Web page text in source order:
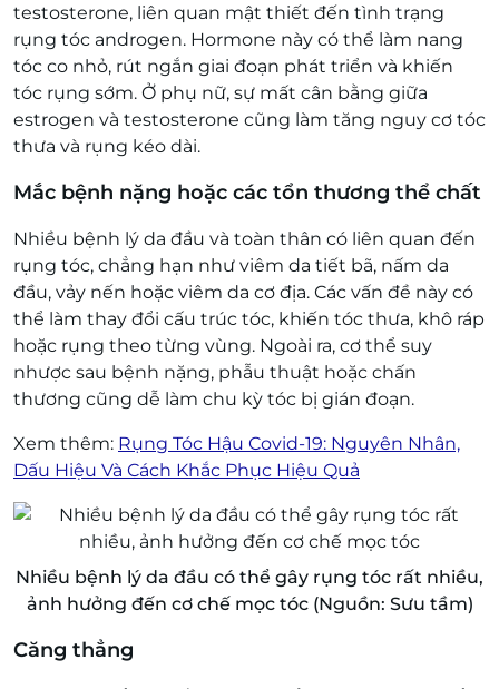
testosterone, liên quan mật thiết đến tình trạng
rụng tóc androgen. Hormone này có thể làm nang
tóc co nhỏ, rút ngắn giai đoạn phát triển và khiến
tóc rụng sớm. Ở phụ nữ, sự mất cân bằng giữa
estrogen và testosterone cũng làm tăng nguy cơ tóc
thưa và rụng kéo dài.
Mắc bệnh nặng hoặc các tổn thương thể chất
Nhiều bệnh lý da đầu và toàn thân có liên quan đến
rụng tóc, chẳng hạn như viêm da tiết bã, nấm da
đầu, vảy nến hoặc viêm da cơ địa. Các vấn đề này có
thể làm thay đổi cấu trúc tóc, khiến tóc thưa, khô ráp
hoặc rụng theo từng vùng. Ngoài ra, cơ thể suy
nhược sau bệnh nặng, phẫu thuật hoặc chấn
thương cũng dễ làm chu kỳ tóc bị gián đoạn.
Xem thêm: Rụng Tóc Hậu Covid-19: Nguyên Nhân,
Dấu Hiệu Và Cách Khắc Phục Hiệu Quả
Nhiều bệnh lý da đầu có thể gây rụng tóc rất nhiều,
ảnh hưởng đến cơ chế mọc tóc (Nguồn: Sưu tầm)
Căng thẳng